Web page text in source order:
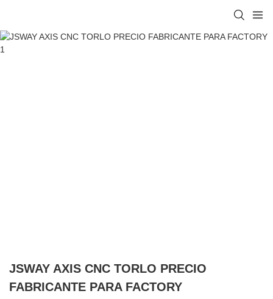
JSWAY AXIS CNC TORLO PRECIO
FABRICANTE PARA FACTORY